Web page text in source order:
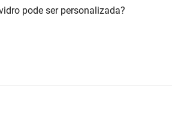
pode ser personalizada?